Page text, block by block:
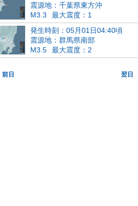
震源地：千葉県東方沖
M3.3
最大震度：1
発生時刻：05月01日04:40頃
震源地：群馬県南部
M3.5
最大震度：2
前日 翌日